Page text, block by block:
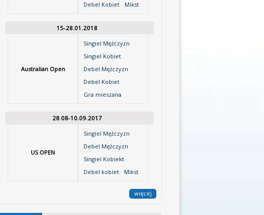
Debel Kobiet
Mikst
15-28.01.2018
Australian Open
Singiel Mężczyzn
Singiel Kobiet
Debel Mężczyzn
Debel Kobiet
Gra mieszana
28.08-10.09.2017
US OPEN
Singiel Mężczyzn
Debel Mężczyzn
Singiel Kobiekt
Debel kobiet
Mikst
więcej